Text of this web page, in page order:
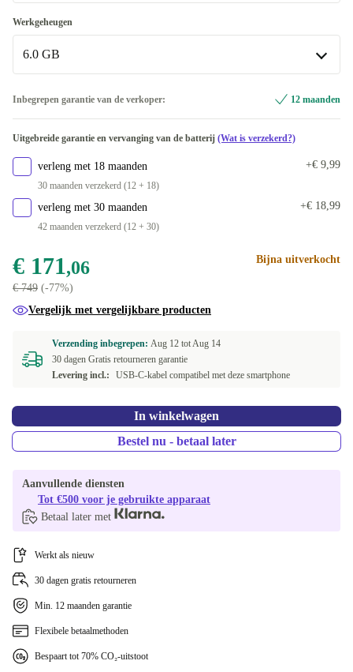
blauw
paars +€ 2,93
Dual-SIM
Single-SIM +€ 0,94
Werkgeheugen
6.0 GB
Beschikbaar in andere configuraties
Inbegrepen garantie van de verkoper: 12 maanden
Uitgebreide garantie en vervanging van de batterij (Wat is verzekerd?)
verleng met 18 maanden
30 maanden verzekerd (12 + 18)
+€ 9,99
verleng met 30 maanden
42 maanden verzekerd (12 + 30)
+€ 18,99
€ 171,06
€ 749 (-77%)
Bijna uitverkocht
Vergelijk met vergelijkbare producten
Verzending inbegrepen: Aug 12 totAug 14
30 dagen Gratis retourneren garantie
Levering incl.:
USB-C-kabel compatibel met deze smartphone
In winkelwagen
Bestel nu - betaal later
Aanvullende diensten
Tot €500 voor je gebruikte apparaat
Betaal later met
Werkt als nieuw
30 dagen gratis retourneren
Min. 12 maanden garantie
Flexibele betaalmethoden
Bespaart tot 70% CO₂-uitstoot